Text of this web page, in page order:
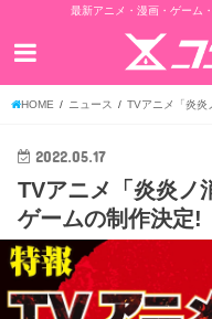
最新アニメ・漫画・ゲーム
HOME ニュース TVアニメ「炎炎
2022.05.17
TVアニメ「炎炎ノ
ゲームの制作決定!